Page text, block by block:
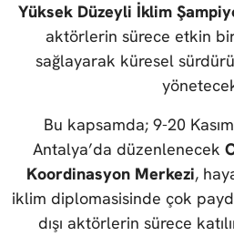
Yüksek Düzeyli İklim
aktörlerin sürece etkin bir
sağlayarak küresel
Bu kapsamda; 9-20
Antalya’da düzenlenecek
Koordinasyon Merkezi,
iklim diplomasisinde çok
dışı aktörlerin sürece